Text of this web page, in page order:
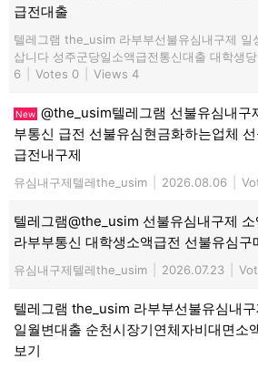
급전대출
텔레그램 the_usim 라부부선불유심내구제 일
삽니다 성주군당일소액급전통신대출 대학생
6
Votes 0 Views 4
New @the_usim텔레그램 선불유심내구
부통신 급전 선불유심현금화하는업체
급전내구제
유심내구제텔레the_usim 2026.08.06
텔레그램@the_usim 선불유심내구제
라부부통신 대학생소액급전 선불유심구
유심내구제텔레the_usim 2026.07.23
텔레그램 the_usim 라부부선불유심내
일월변대출 순천시장기연체자비대면소
보기